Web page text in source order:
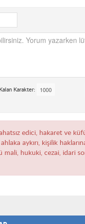
Kalan Karakter:
edici, hakaret ve
aykırı, kişilik
hukuki, cezai, idari